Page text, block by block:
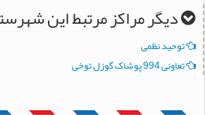
دیگر مراکز مرتبط این
توحید نظمی
تعاونی 994 پوشاک گوزل توخی